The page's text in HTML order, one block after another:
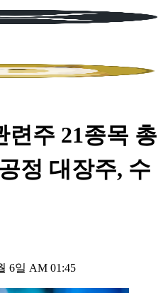
련주 21종목 총
정 대장주, 수
6일 AM 01:45